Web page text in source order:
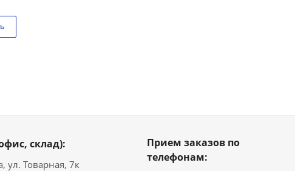
склад):
ул. Товарная, 7к
Прием заказов по
телефонам: